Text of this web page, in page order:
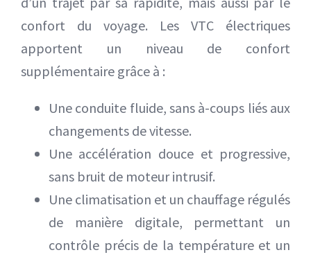
confort du voyage. Les VTC électriques
apportent un niveau de confort
supplémentaire grâce à :
Une conduite fluide, sans à-coups liés aux
changements de vitesse.
Une accélération douce et progressive,
sans bruit de moteur intrusif.
Une climatisation et un chauffage régulés
de manière digitale, permettant un
contrôle précis de la température et un